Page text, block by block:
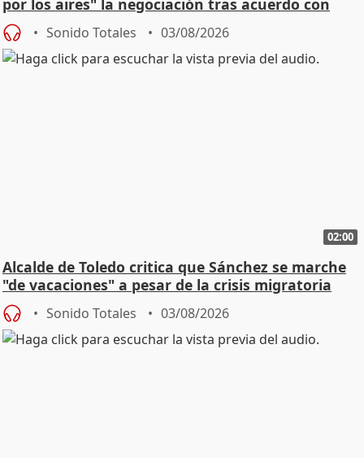
por los aires" la negociación tras acuerdo con
SMA
Sonido Totales 03/08/2026
02:00
Alcalde de Toledo critica que Sánchez se marche
"de vacaciones" a pesar de la crisis migratoria
Sonido Totales 03/08/2026